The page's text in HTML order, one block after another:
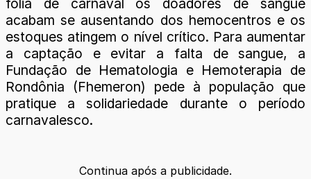
acabam se ausentando dos hemocentros e os
estoques atingem o nível crítico. Para aumentar
a captação e evitar a falta de sangue, a
Fundação de Hematologia e Hemoterapia de
Rondônia (Fhemeron) pede à população que
pratique a solidariedade durante o período
carnavalesco.
Continua após a publicidade.